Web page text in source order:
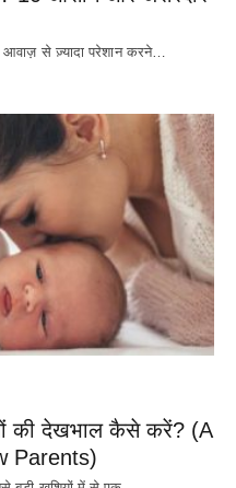
आवाज़ से ज़्यादा परेशान करने…
की देखभाल कैसे करें? (A
Parents)